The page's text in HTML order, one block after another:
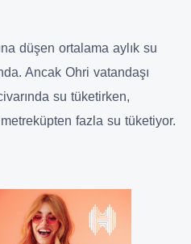
düşen ortalama aylık su
Ancak Ohri vatandaşı
su tüketirken,
fazla su tüketiyor.